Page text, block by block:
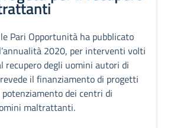
Pari Opportunità ha pubblicato
2020, per interventi volti
recupero degli uomini autori di
il finanziamento di progetti
dei centri di
maltrattanti.